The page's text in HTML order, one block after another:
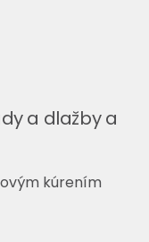
a dlažby a
kúrením